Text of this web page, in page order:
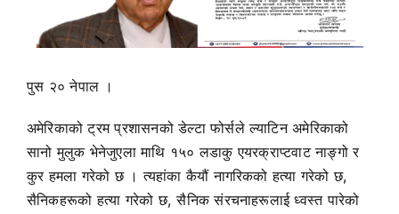
पुस २० नेपाल ।
अमेरिकाको ट्रम प्रशासनको डेल्टा फोर्सले ल्याटिन अमेरिकाको
सानो मुलुक भेनेजुएला माथि १५० लडाकु एयरक्राप्टवाट नाङ्गो र
कुर हमला गरेको छ । त्यहांका कैयौं नागरिकको हत्या गरेको छ,
सैनिकहरूको हत्या गरेको छ, सैनिक संरचनाहरूलाई ध्वस्त पारेको